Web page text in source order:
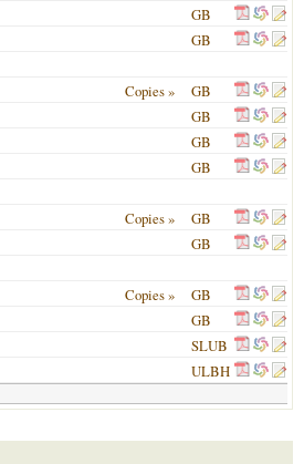
GB
GB
Copies »
GB
GB
GB
GB
Copies »
GB
GB
Copies »
GB
GB
SLUB
ULBH